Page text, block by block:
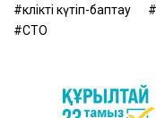
көлікті күтіп-баптау
СТО